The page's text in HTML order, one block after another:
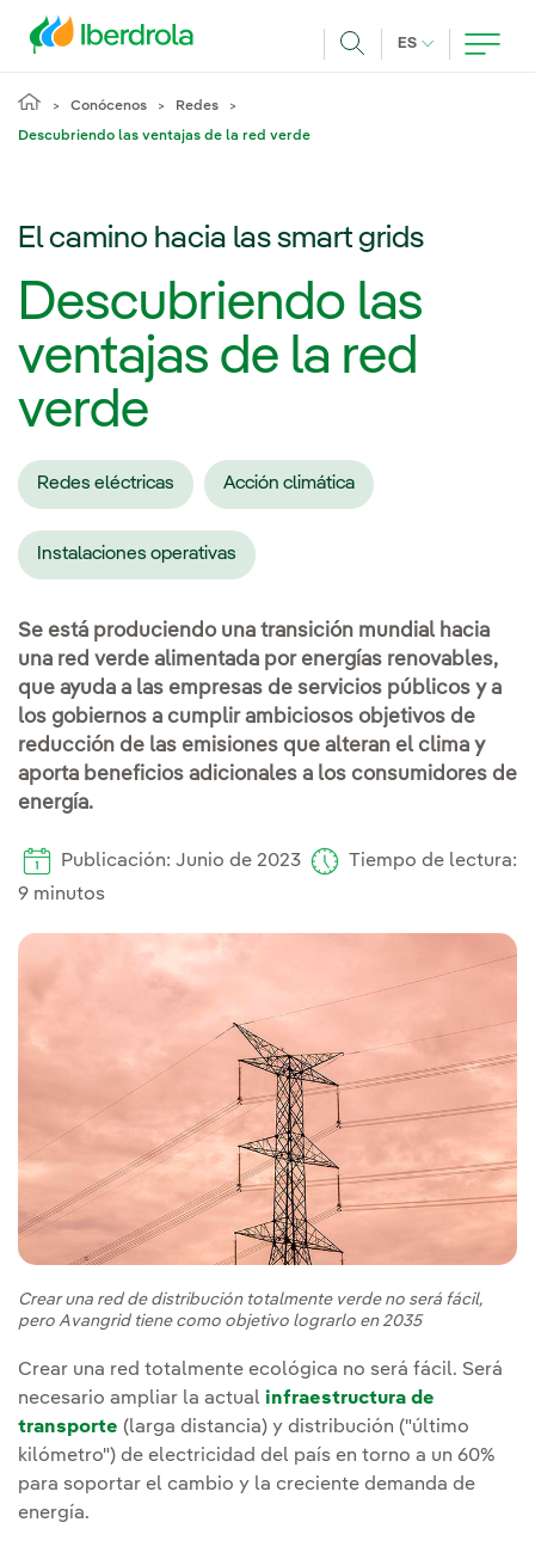
ES IDIOMA
Conócenos Redes
Descubriendo las ventajas de la red verde
El camino hacia las smart grids
Descubriendo las
ventajas de la red
verde
Redes eléctricas Acción climática
Instalaciones operativas
Se está produciendo una transición mundial hacia
una red verde alimentada por energías renovables,
que ayuda a las empresas de servicios públicos y a
los gobiernos a cumplir ambiciosos objetivos de
reducción de las emisiones que alteran el clima y
aporta beneficios adicionales a los consumidores de
energía.
Publicación: Junio de 2023
Tiempo de lectura:
9 minutos
Crear una red de distribución totalmente verde no será fácil,
pero Avangrid tiene como objetivo lograrlo en 2035
Crear una red totalmente ecológica no será fácil. Será
necesario ampliar la actual infraestructura de
transporte (larga distancia) y distribución ("último
kilómetro") de electricidad del país en torno a un 60%
para soportar el cambio y la creciente demanda de
energía.